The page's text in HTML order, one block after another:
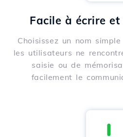
Facile à écrire
Choisissez un nom
les utilisateurs ne
saisie ou de
facilement le